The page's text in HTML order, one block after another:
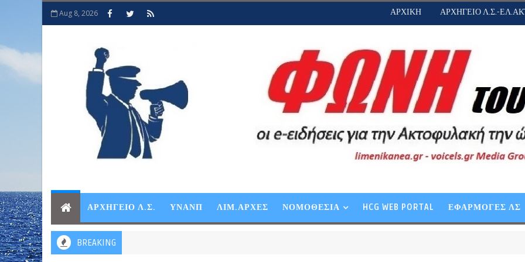
Aug 8, 2026 ΑΡΧΙΚΗ ΑΡΧΗΓΕΙΟ Λ.Σ.-
ΑΡΧΗΓΕΙΟ Λ.Σ. ΥΝΑΝΠ ΛΙΜ.ΑΡΧΕΣ ΝΟΜΟΘΕΣΙΑ HCG WEB PORTAL ΕΦΑΡΜΟΓΕΣ ΛΣ
BREAKING